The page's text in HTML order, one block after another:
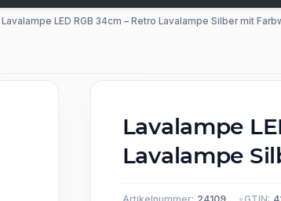
Lavalampe LED RGB 34cm – Retro Lavalampe Silber mit
Lavalampe
Lavalampe